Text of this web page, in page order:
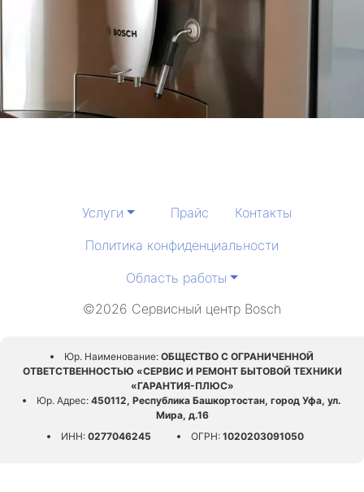
Услуги Прайс
Контакты
Политика конфиденциальности
Область работы
©2026 Сервисный центр Bosch
Юр. Наименование: ОБЩЕСТВО С ОГРАНИЧЕННОЙ
ОТВЕТСТВЕННОСТЬЮ «СЕРВИС И РЕМОНТ БЫТОВОЙ ТЕХНИКИ
«ГАРАНТИЯ-ПЛЮС»
Юр. Адрес: 450112, Республика Башкортостан, город Уфа, ул.
Мира, д.16
ИНН: 0277046245 ОГРН: 1020203091050